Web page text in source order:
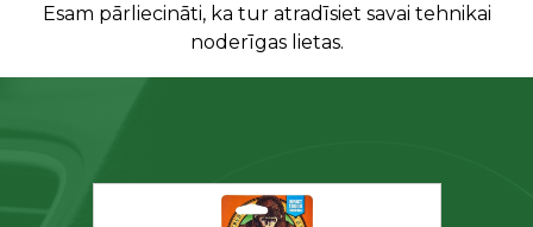
Esam pārliecināti, ka tur atradīsiet savai tehnikai
noderīgas lietas.